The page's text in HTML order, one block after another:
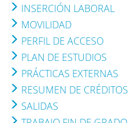
INSERCIÓN LABORAL
MOVILIDAD
PERFIL DE ACCESO
PLAN DE ESTUDIOS
PRÁCTICAS EXTERNAS
RESUMEN DE CRÉDITOS
SALIDAS